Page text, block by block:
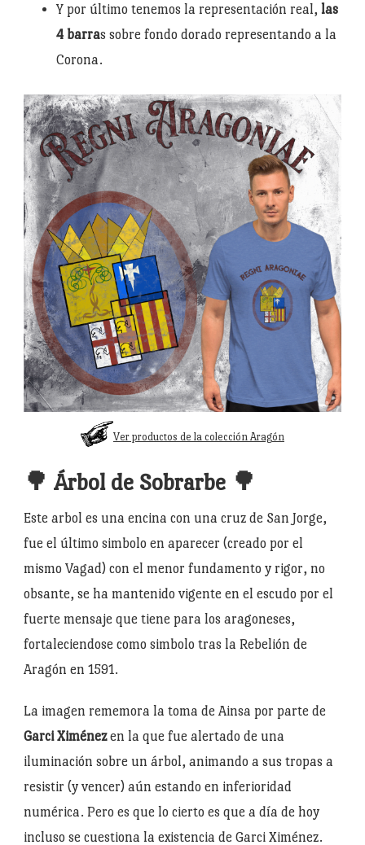
Y por último tenemos la representación real, las
4 barras sobre fondo dorado representando a la
Corona.
Ver productos de la colección Aragón
🌳 Árbol de Sobrarbe 🌳
Este arbol es una encina con una cruz de San Jorge,
fue el último simbolo en aparecer (creado por el
mismo Vagad) con el menor fundamento y rigor, no
obsante, se ha mantenido vigente en el escudo por el
fuerte mensaje que tiene para los aragoneses,
fortaleciendose como simbolo tras la Rebelión de
Aragón en 1591.
La imagen rememora la toma de Ainsa por parte de
Garci Ximénezen la que fue alertado de una
iluminación sobre un árbol, animando a sus tropas a
resistir (y vencer) aún estando en inferioridad
numérica. Pero es que lo cierto es que a día de hoy
incluso se cuestiona la existencia de Garci Ximénez.